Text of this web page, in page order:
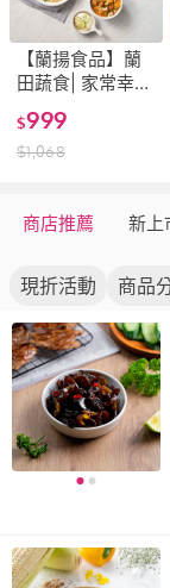
【蘭揚食品】蘭
田蔬食| 家常幸福
咖哩組-內附12包
(蔬食/素食/料理
包/即食/咖哩)
$999
$1,068
商店推薦 新上
現折活動 商品